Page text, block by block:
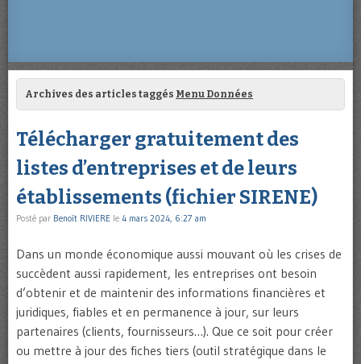
Archives des articles taggés Menu Données
Télécharger gratuitement des
listes d’entreprises et de leurs
établissements (fichier SIRENE)
Posté par Benoît RIVIERE le 4 mars 2024, 6:27 am
Dans un monde économique aussi mouvant où les crises de
succèdent aussi rapidement, les entreprises ont besoin
d’obtenir et de maintenir des informations financières et
juridiques, fiables et en permanence à jour, sur leurs
partenaires (clients, fournisseurs…). Que ce soit pour créer
ou mettre à jour des fiches tiers (outil stratégique dans le